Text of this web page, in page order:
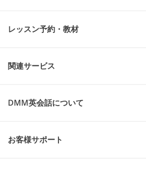
レッスン予約・教材
関連サービス
DMM英会話について
お客様サポート